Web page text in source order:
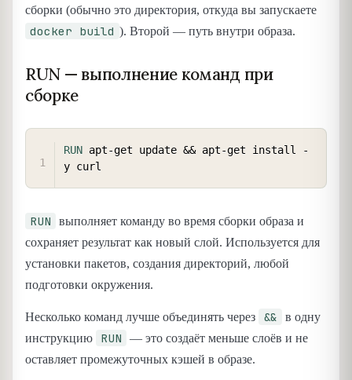
сборки (обычно это директория, откуда вы запускаете
docker build ). Второй — путь внутри образа.
RUN — выполнение команд при
сборке
RUN apt-get update && apt-get install -
y curl
COPY
RUN
выполняет команду во время сборки образа и
сохраняет результат как новый слой. Используется для
установки пакетов, создания директорий, любой
подготовки окружения.
Несколько команд лучше объединять через &&
в одну
инструкцию
RUN
— это создаёт меньше слоёв и не
оставляет промежуточных кэшей в образе.